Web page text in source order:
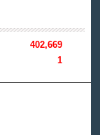
402,669
1